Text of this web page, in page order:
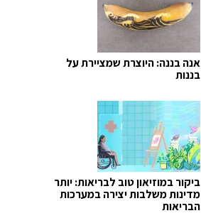
אנה בננה: היוצרת שמציירת על
בננות
ביקור במוזיאון טוב לבריאות: יותר
מדינות משלבות יצירה במערכות
הבריאות